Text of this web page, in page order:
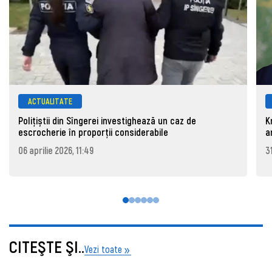
ACTUALITATE
Polițiștii din Sîngerei investighează un caz de
escrocherie în proporții considerabile
06 aprilie 2026, 11:49
CITEŞTE ŞI..Vezi toate